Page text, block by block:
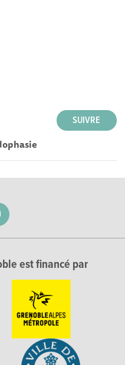
SUIVRE
est financé par